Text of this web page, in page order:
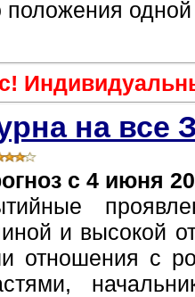
положения
на все
с 4 июня
и высокой
отношения с